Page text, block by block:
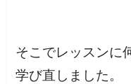
そこでレッスンに
学び直しました。